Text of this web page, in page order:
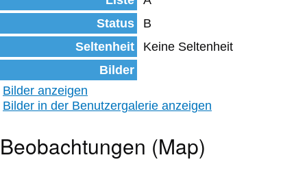
Status
B
Seltenheit
Keine Seltenheit
Bilder
Bilder anzeigen
Bilder in der Benutzergalerie anzeigen
Beobachtungen (Map)